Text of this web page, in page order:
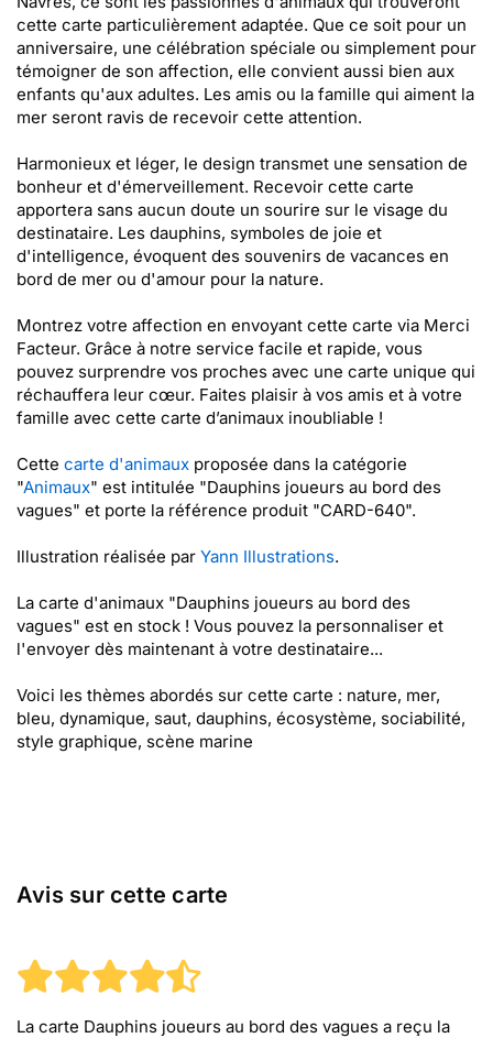
cette carte particulièrement adaptée. Que ce soit pour un
anniversaire, une célébration spéciale ou simplement pour
témoigner de son affection, elle convient aussi bien aux
enfants qu'aux adultes. Les amis ou la famille qui aiment la
mer seront ravis de recevoir cette attention.
Harmonieux et léger, le design transmet une sensation de
bonheur et d'émerveillement. Recevoir cette carte
apportera sans aucun doute un sourire sur le visage du
destinataire. Les dauphins, symboles de joie et
d'intelligence, évoquent des souvenirs de vacances en
bord de mer ou d'amour pour la nature.
Montrez votre affection en envoyant cette carte via Merci
Facteur. Grâce à notre service facile et rapide, vous
pouvez surprendre vos proches avec une carte unique qui
réchauffera leur cœur. Faites plaisir à vos amis et à votre
famille avec cette carte d’animaux inoubliable !
Cette carte d'animaux proposée dans la catégorie
"Animaux" est intitulée "Dauphins joueurs au bord des
vagues" et porte la référence produit "CARD-640".
Illustration réalisée par Yann Illustrations.
La carte d'animaux "Dauphins joueurs au bord des
vagues" est en stock ! Vous pouvez la personnaliser et
l'envoyer dès maintenant à votre destinataire...
Voici les thèmes abordés sur cette carte : nature, mer,
bleu, dynamique, saut, dauphins, écosystème, sociabilité,
style graphique, scène marine
Avis sur cette carte
La carte Dauphins joueurs au bord des vagues a reçu la